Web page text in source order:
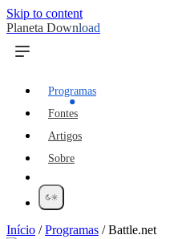
Skip to content
Planeta Download
Programas
Fontes
Artigos
Sobre
Início /Programas /Battle.net